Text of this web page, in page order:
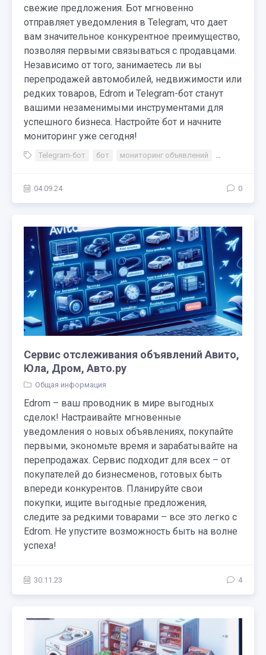
свежие предложения. Бот мгновенно
отправляет уведомления в Telegram, что дает
вам значительное конкурентное преимущество,
позволяя первыми связываться с продавцами.
Независимо от того, занимаетесь ли вы
перепродажей автомобилей, недвижимости или
редких товаров, Edrom и Telegram-бот станут
вашими незаменимыми инструментами для
успешного бизнеса. Настройте бот и начните
мониторинг уже сегодня!
Telegram-бот бот мониторинг объявлений Avito
04.09.24 0
Сервис отслеживания объявлений Авито,
Юла, Дром, Авто.ру
Общая информация
Edrom – ваш проводник в мире выгодных
сделок! Настраивайте мгновенные
уведомления о новых объявлениях, покупайте
первыми, экономьте время и зарабатывайте на
перепродажах. Сервис подходит для всех – от
покупателей до бизнесменов, готовых быть
впереди конкурентов. Планируйте свои
покупки, ищите выгодные предложения,
следите за редкими товарами – все это легко с
Edrom. Не упустите возможность быть на волне
успеха!
30.11.23 4